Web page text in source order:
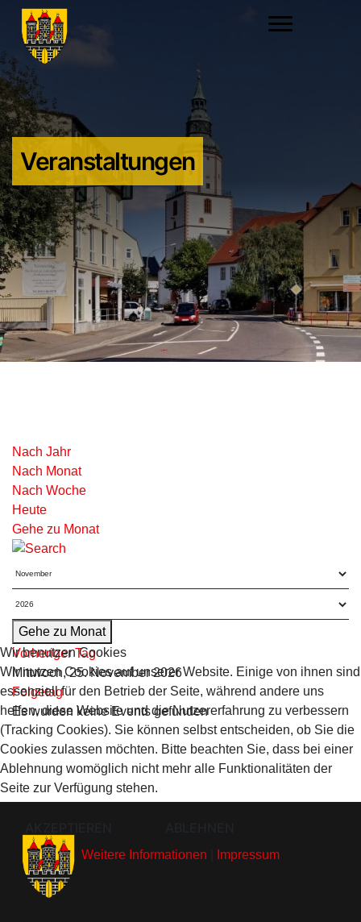
Veranstaltungen
Nach Jahr
Nach Monat
Nach Woche
Heute
Gehe zu Monat
Gehe zu Monat
Vorheriger Tag
Mittwoch, 25. November 2026
Folgetag
Es wurden keine Events gefunden
Wir benutzen Cookies
Wir nutzen Cookies auf unserer Website. Einige von ihnen sind
essenziell für den Betrieb der Seite, während andere uns
helfen, diese Website und die Nutzererfahrung zu verbessern
(Tracking Cookies). Sie können selbst entscheiden, ob Sie die
Cookies zulassen möchten. Bitte beachten Sie, dass bei einer
Ablehnung womöglich nicht mehr alle Funktionalitäten der
Seite zur Verfügung stehen.
Weitere Informationen Impressum